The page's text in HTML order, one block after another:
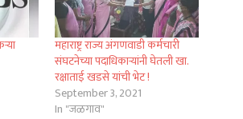
महाराष्ट्र राज्य अंगणवाडी कर्मचारी
संघटनेच्या पदाधिकाऱ्यांनी घेतली खा.
रक्षाताई खडसे यांची भेट !
September 3, 2021
In "जळगाव"